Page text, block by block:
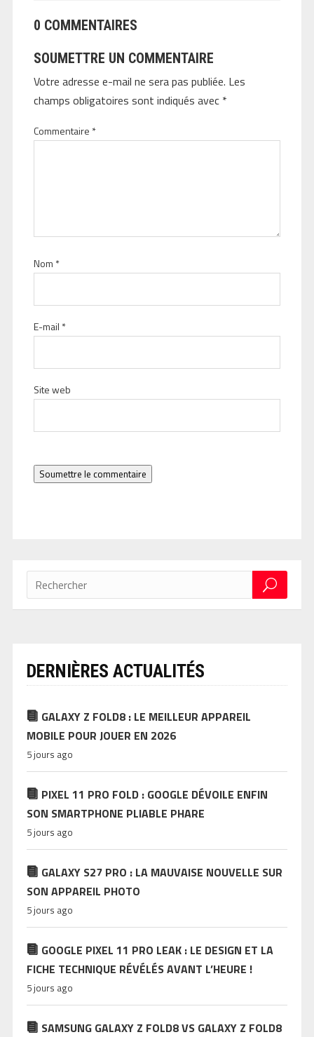
0 COMMENTAIRES
SOUMETTRE UN COMMENTAIRE
Votre adresse e-mail ne sera pas publiée. Les
champs obligatoires sont indiqués avec *
Commentaire *
Nom *
E-mail *
Site web
Soumettre le commentaire
DERNIÈRES ACTUALITÉS
GALAXY Z FOLD8 : LE MEILLEUR APPAREIL
MOBILE POUR JOUER EN 2026
5 jours ago
PIXEL 11 PRO FOLD : GOOGLE DÉVOILE ENFIN
SON SMARTPHONE PLIABLE PHARE
5 jours ago
GALAXY S27 PRO : LA MAUVAISE NOUVELLE SUR
SON APPAREIL PHOTO
5 jours ago
GOOGLE PIXEL 11 PRO LEAK : LE DESIGN ET LA
FICHE TECHNIQUE RÉVÉLÉS AVANT L’HEURE !
5 jours ago
SAMSUNG GALAXY Z FOLD8 VS GALAXY Z FOLD8